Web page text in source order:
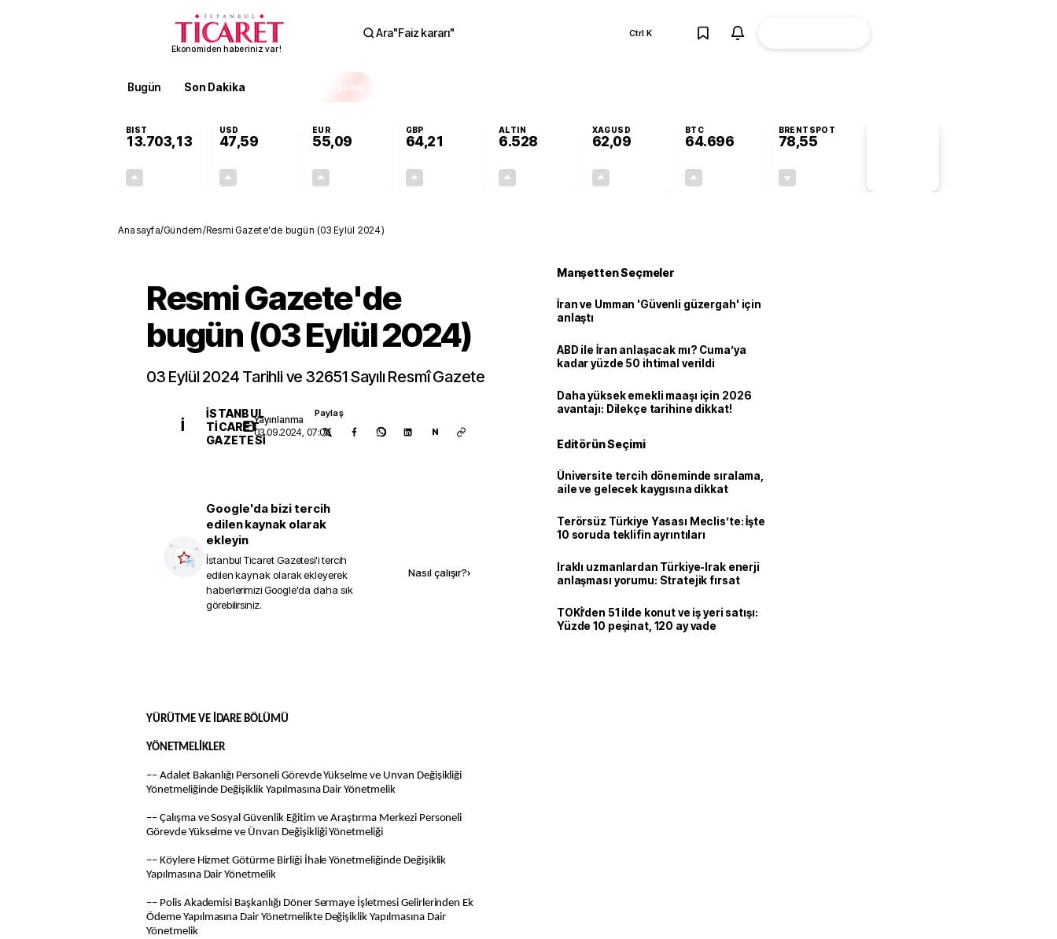
Ekonomiden haberiniz var!
Ara"Faiz kararı" Ctrl K
Bugün Son Dakika EKSTRA
BIST
13.703,13
USD
47,59
EUR
55,09
GBP
64,21
ALTIN
6.528
XAGUSD
62,09
BTC
64.696
BRENTSPOT
78,55
Anasayfa/Gündem/Resmi Gazete'de bugün (03 Eylül 2024)
Resmi Gazete'de
bugün (03 Eylül 2024)
03 Eylül 2024 Tarihli ve 32651 Sayılı Resmî Gazete
İ
İSTANBUL
TICARET
GAZETESI
Yayınlanma
03.09.2024, 07:00
Paylaş
N
Google'da bizi tercih
edilen kaynak olarak
ekleyin
İstanbul Ticaret Gazetesi'i tercih
edilen kaynak olarak ekleyerek
haberlerimizi Google'da daha sık
görebilirsiniz.
Nasıl çalışır?›
YÜRÜTME VE İDARE BÖLÜMÜ
YÖNETMELİKLER
–– Adalet Bakanlığı Personeli Görevde Yükselme ve Unvan Değişikliği
Yönetmeliğinde Değişiklik Yapılmasına Dair Yönetmelik
–– Çalışma ve Sosyal Güvenlik Eğitim ve Araştırma Merkezi Personeli
Görevde Yükselme ve Ünvan Değişikliği Yönetmeliği
–– Köylere Hizmet Götürme Birliği İhale Yönetmeliğinde Değişiklik
Yapılmasına Dair Yönetmelik
–– Polis Akademisi Başkanlığı Döner Sermaye İşletmesi Gelirlerinden Ek
Ödeme Yapılmasına Dair Yönetmelikte Değişiklik Yapılmasına Dair
Yönetmelik
Manşetten Seçmeler
İran ve Umman 'Güvenli güzergah' için
anlaştı
ABD ile İran anlaşacak mı? Cuma’ya
kadar yüzde 50 ihtimal verildi
Daha yüksek emekli maaşı için 2026
avantajı: Dilekçe tarihine dikkat!
Editörün Seçimi
Üniversite tercih döneminde sıralama,
aile ve gelecek kaygısına dikkat
Terörsüz Türkiye Yasası Meclis’te: İşte
10 soruda teklifin ayrıntıları
Iraklı uzmanlardan Türkiye-Irak enerji
anlaşması yorumu: Stratejik fırsat
TOKİ’den 51 ilde konut ve iş yeri satışı:
Yüzde 10 peşinat, 120 ay vade